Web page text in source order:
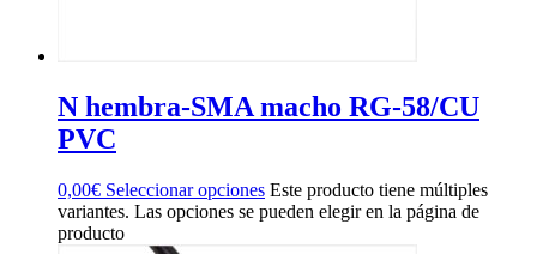
N hembra-SMA macho RG-58/CU
PVC
0,00€ Seleccionar opciones Este producto tiene múltiples
variantes. Las opciones se pueden elegir en la página de
producto